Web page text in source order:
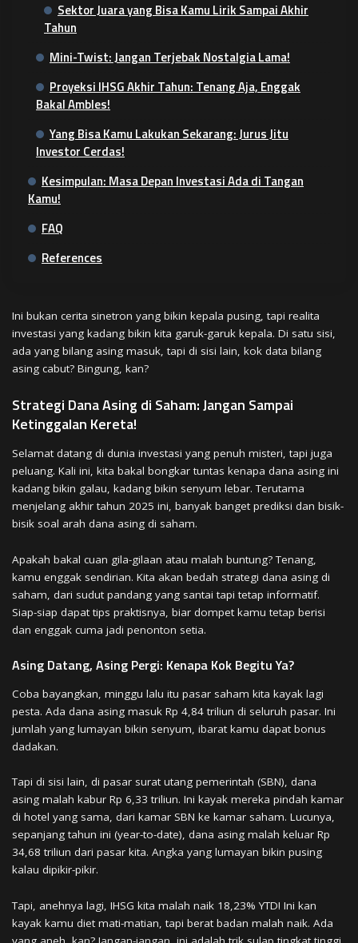
Sektor Juara yang Bisa Kamu Lirik Sampai Akhir
Tahun
Mini-Twist: Jangan Terjebak Nostalgia Lama!
Proyeksi IHSG Akhir Tahun: Tenang Aja, Enggak
Bakal Ambles!
Yang Bisa Kamu Lakukan Sekarang: Jurus Jitu
Investor Cerdas!
Kesimpulan: Masa Depan Investasi Ada di Tangan
Kamu!
FAQ
References
Ini bukan cerita sinetron yang bikin kepala pusing, tapi realita
investasi yang kadang bikin kita garuk-garuk kepala. Di satu sisi,
ada yang bilang asing masuk, tapi di sisi lain, kok data bilang
asing cabut? Bingung, kan?
Strategi Dana Asing di Saham: Jangan Sampai
Ketinggalan Kereta!
Selamat datang di dunia investasi yang penuh misteri, tapi juga
peluang. Kali ini, kita bakal bongkar tuntas kenapa dana asing ini
kadang bikin galau, kadang bikin senyum lebar. Terutama
menjelang akhir tahun 2025 ini, banyak banget prediksi dan bisik-
bisik soal arah dana asing di saham.
Apakah bakal cuan gila-gilaan atau malah buntung? Tenang,
kamu enggak sendirian. Kita akan bedah strategi dana asing di
saham, dari sudut pandang yang santai tapi tetap informatif.
Siap-siap dapat tips praktisnya, biar dompet kamu tetap berisi
dan enggak cuma jadi penonton setia.
Asing Datang, Asing Pergi: Kenapa Kok Begitu Ya?
Coba bayangkan, minggu lalu itu pasar saham kita kayak lagi
pesta. Ada dana asing masuk Rp 4,84 triliun di seluruh pasar. Ini
jumlah yang lumayan bikin senyum, ibarat kamu dapat bonus
dadakan.
Tapi di sisi lain, di pasar surat utang pemerintah (SBN), dana
asing malah kabur Rp 6,33 triliun. Ini kayak mereka pindah kamar
di hotel yang sama, dari kamar SBN ke kamar saham. Lucunya,
sepanjang tahun ini (year-to-date), dana asing malah keluar Rp
34,68 triliun dari pasar kita. Angka yang lumayan bikin pusing
kalau dipikir-pikir.
Tapi, anehnya lagi, IHSG kita malah naik 18,23% YTD! Ini kan
kayak kamu diet mati-matian, tapi berat badan malah naik. Ada